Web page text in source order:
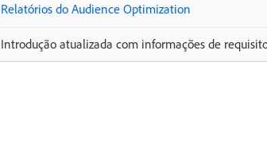
Relatórios do Audience Optimization
Introdução atualizada com informações de